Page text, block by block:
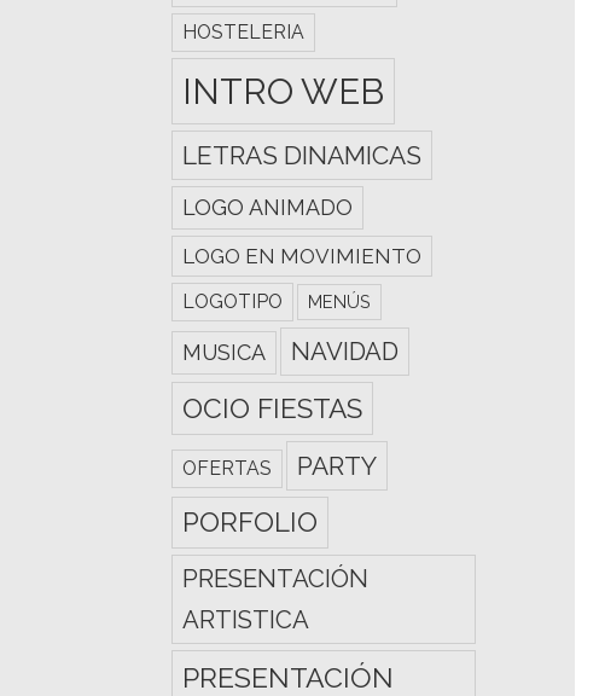
HOSTELERIA
INTRO WEB
LETRAS DINAMICAS
LOGO ANIMADO
LOGO EN MOVIMIENTO
LOGOTIPO MENÚS
MUSICA NAVIDAD
OCIO FIESTAS
OFERTAS PARTY
PORFOLIO
PRESENTACIÓN
ARTISTICA
PRESENTACIÓN